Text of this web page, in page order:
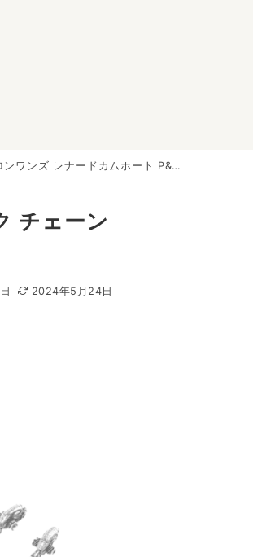
ワンズ レナードカムホート P&T販売証明カード付属 シルクリンク チェーン ネックレス 買取実績
チェーン
2024年5月24日